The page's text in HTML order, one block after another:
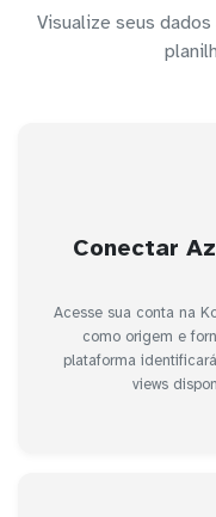
Visualize seus
Conectar
Acesse sua conta na
como origem e
plataforma
views